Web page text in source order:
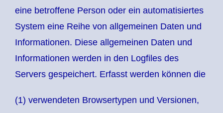
eine betroffene Person oder ein automatisiertes
System eine Reihe von allgemeinen Daten und
Informationen. Diese allgemeinen Daten und
Informationen werden in den Logfiles des
Servers gespeichert. Erfasst werden können die
(1) verwendeten Browsertypen und Versionen,